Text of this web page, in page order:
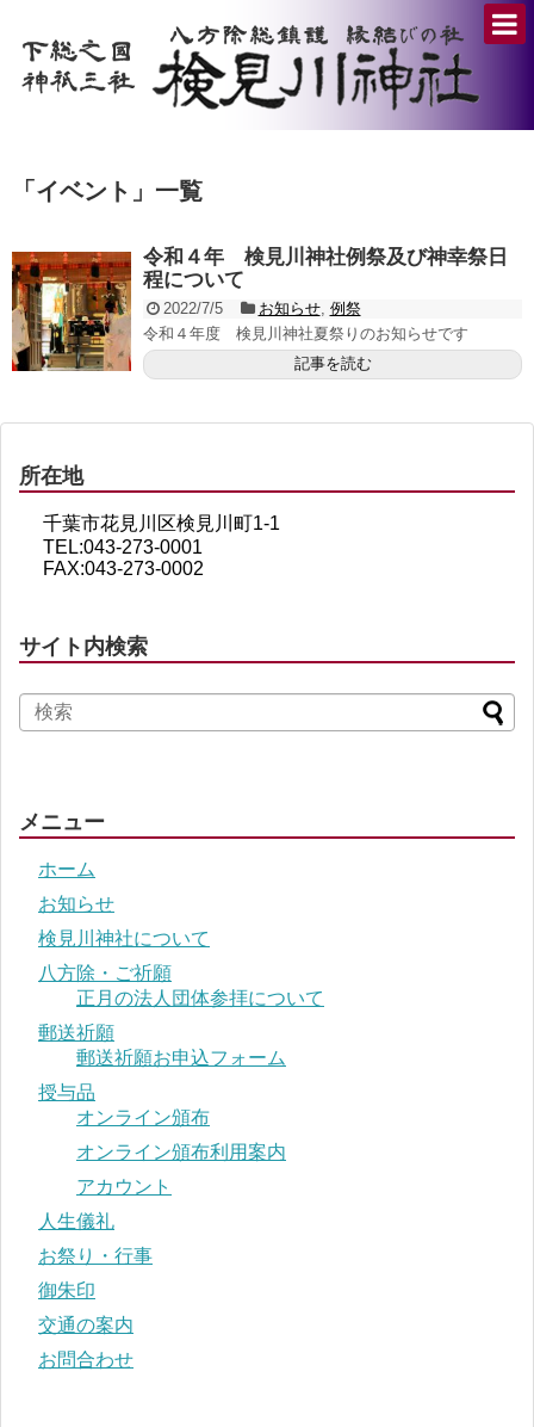
「 イベント 」 一覧
令和４年 検見川神社例祭及び神幸祭日
程について
2022/7/5 お知らせ, 例祭
令和４年度 検見川神社夏祭りのお知らせです
記事を読む
所在地
千葉市花見川区検見川町1-1
TEL:043-273-0001
FAX:043-273-0002
サイト内検索
メニュー
ホーム
お知らせ
検見川神社について
八方除・ご祈願
正月の法人団体参拝について
郵送祈願
郵送祈願お申込フォーム
授与品
オンライン頒布
オンライン頒布利用案内
アカウント
人生儀礼
お祭り・行事
御朱印
交通の案内
お問合わせ